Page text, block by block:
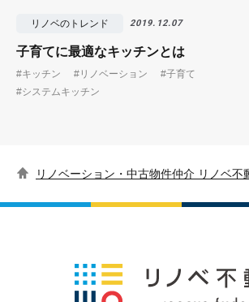
リノベのトレンド 2019.12.07
子育てに最適なキッチンとは
#キッチン #リノベーション
#子育て
#システムキッチン
リノベーション・中古物件仲介 リノベ不